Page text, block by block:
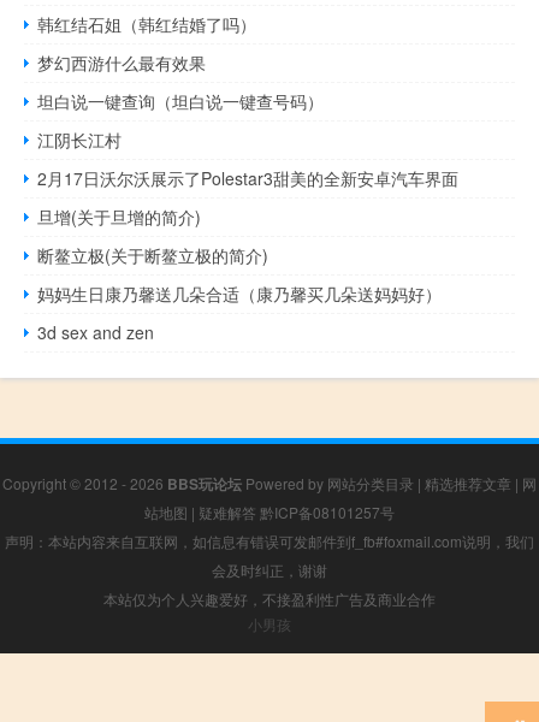
韩红结石姐（韩红结婚了吗）
梦幻西游什么最有效果
坦白说一键查询（坦白说一键查号码）
江阴长江村
2月17日沃尔沃展示了Polestar3甜美的全新安卓汽车界面
旦增(关于旦增的简介)
断鳌立极(关于断鳌立极的简介)
妈妈生日康乃馨送几朵合适（康乃馨买几朵送妈妈好）
3d sex and zen
Copyright © 2012 - 2026 BBS玩论坛 Powered by 网站分类目录 | 精选推荐文章 | 网
站地图 | 疑难解答 黔ICP备08101257号
声明：本站内容来自互联网，如信息有错误可发邮件到f_fb#foxmail.com说明，我们
会及时纠正，谢谢
本站仅为个人兴趣爱好，不接盈利性广告及商业合作
小男孩